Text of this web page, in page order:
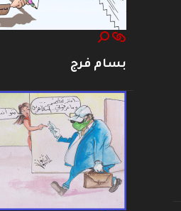
بسام فرج